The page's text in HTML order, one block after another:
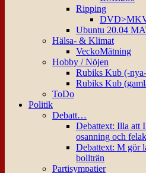
Ripping
Ubuntu 20.04
Hälsa- & Klimat
VeckoMätning
Hobby / Nöjen
Rubiks Kub (-
Rubiks Kub
ToDo
Politik
Debatt…
Debattext: Illa att
osanning och
Debattext: M gör
bollträn
Partisympatier